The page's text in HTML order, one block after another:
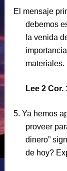
El mensaje
debemos
la venida
materiales.
Lee 2 Cor.
5. Ya hemos
proveer
dinero”
de hoy?